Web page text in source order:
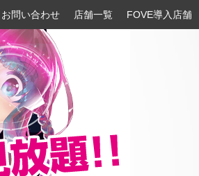
お問い合わせ 店舗一覧 FOVE導入店舗